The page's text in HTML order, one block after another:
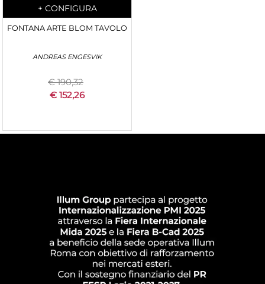
Quantità
+ CONFIGURA
FONTANA ARTE BLOM TAVOLO
ANDREAS ENGESVIK
€ 190,32
€ 152,26